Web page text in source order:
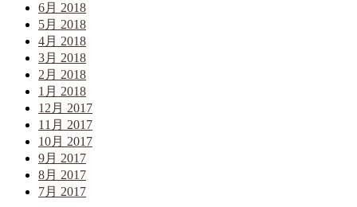
6月 2018
5月 2018
4月 2018
3月 2018
2月 2018
1月 2018
12月 2017
11月 2017
10月 2017
9月 2017
8月 2017
7月 2017